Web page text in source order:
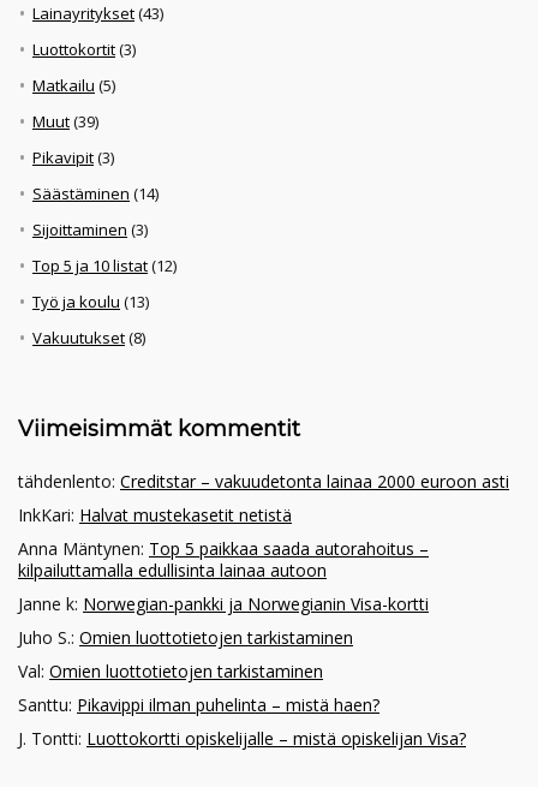
Lainayritykset(43)
Luottokortit(3)
Matkailu (5)
Muut(39)
Pikavipit(3)
Säästäminen (14)
Sijoittaminen (3)
Top 5 ja 10 listat(12)
Työ ja koulu (13)
Vakuutukset(8)
Viimeisimmät kommentit
tähdenlento: Creditstar – vakuudetonta lainaa 2000 euroon asti
InkKari: Halvat mustekasetit netistä
Anna Mäntynen: Top 5 paikkaa saada autorahoitus –
kilpailuttamalla edullisinta lainaa autoon
Janne k: Norwegian-pankki ja Norwegianin Visa-kortti
Juho S.: Omien luottotietojen tarkistaminen
Val: Omien luottotietojen tarkistaminen
Santtu: Pikavippi ilman puhelinta – mistä haen?
J. Tontti: Luottokortti opiskelijalle – mistä opiskelijan Visa?